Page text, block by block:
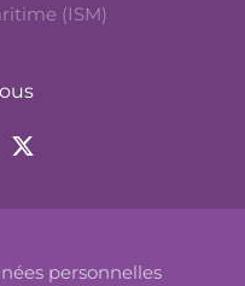
(ISM)
personnelles